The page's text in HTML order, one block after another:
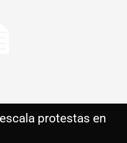
protestas en